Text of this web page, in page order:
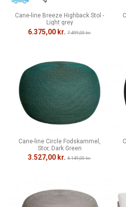
Cane-line Breeze Highback Stol -
Light grey
6.375,00 kr. 7.499,00 kr.
Cane-line Circle Fodskammel,
Stor, Dark Green
3.527,00 kr. 4.149,00 kr.